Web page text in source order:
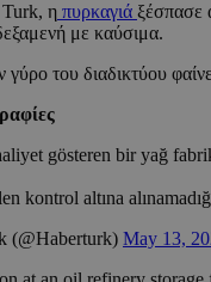
η πυρκαγιά ξέσπασε
με καύσιμα.
γύρο του διαδικτύου
gösteren bir yağ
kontrol altına
(@Haberturk) May 13,